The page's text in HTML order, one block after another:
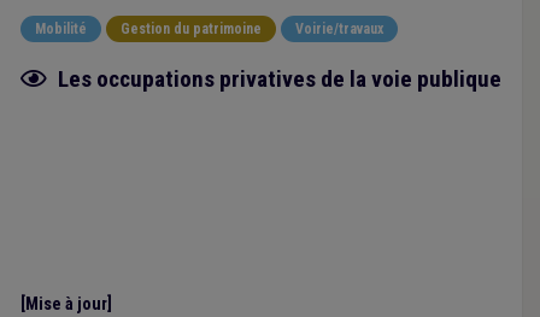
Mobilité Gestion du patrimoine Voirie/travaux
Fiche focus
Les occupations privatives de la voie publique
[Mise à jour]